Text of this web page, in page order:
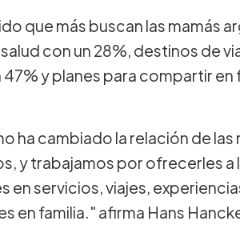
que más buscan las mamás
con un 28%, destinos de
y planes para compartir en
ha cambiado la relación de las
y trabajamos por ofrecerles a
en servicios, viajes,
en familia." afirma Hans